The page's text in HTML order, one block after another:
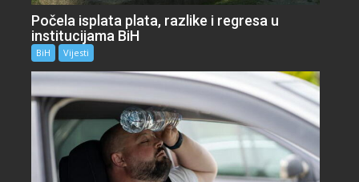
Počela isplata plata, razlike i regresa u
institucijama BiH
BiH Vijesti